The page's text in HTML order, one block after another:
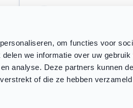
om functies voor
we informatie over uw gebruik
analyse. Deze partners kunnen
of die ze hebben
direct antwoord (tijdens